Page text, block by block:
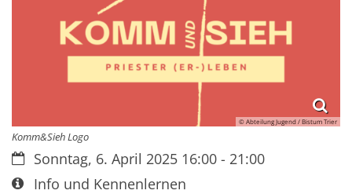
© Abteilung Jugend / Bistum Trier
Komm&Sieh Logo
Datum:Sonntag, 6. April 2025 16:00 - 21:00
Art bzw. Nummer:
Info und Kennenlernen